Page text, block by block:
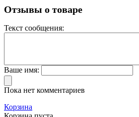
Отзывы о товаре
Текст сообщения:
Ваше имя:
Пока нет комментариев
Корзина